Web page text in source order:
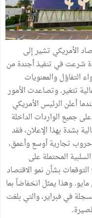
الأمريكي تشير إلى
شرعت في تنفيذ أجندة من
التفاؤل والمعنويات
تتغير. وتصاعدت الأمور
أعلن الرئيس الأمريكي
جميع الواردات الداخلة
بشدة بهذا الإعلان، فقد
تجارية أوسع وأعمق،
المحتملة على
بشأن نمو الاقتصاد
مستوى متدنٍ يبلغ 1.4% في مايو. وهذا يمثل انخفاضاً بما
في فبراير، والتي بلغت